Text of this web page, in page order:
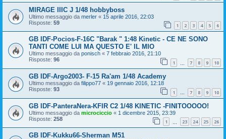
MIRAGE IIIC J 1/48 hobbyboss
Ultimo messaggio da merler « 15 aprile 2016, 22:03
Risposte: 59 1 2 3 4 5 6
GB IDF-Pocios-F-16C "Barak " 1:48 Kinetic - CE NE SONO
TANTI COME LUI MA QUESTO E' IL MIO
Ultimo messaggio da ponisch « 7 febbraio 2016, 21:10
Risposte: 96 1 7 8 9 10
GB IDF-Argo2003- F-15 Ra'am 1/48 Academy
Ultimo messaggio da filippo77 « 19 gennaio 2016, 12:18
Risposte: 93 1 … 7 8 9 10
GB IDF-PanteraNera-KFIR C2 1/48 KINETIC -FINITOOOOO!
Ultimo messaggio da microciccio « 1 dicembre 2015, 23:39
Risposte: 258 1 23 24 25 26
GB IDF-Kukku66-Sherman M51